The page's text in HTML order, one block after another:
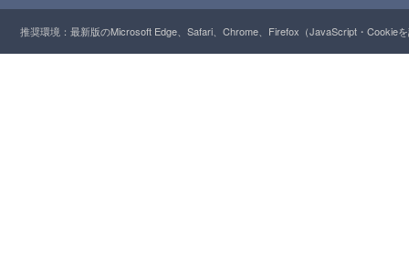
推奨環境：最新版のMicrosoft Edge、Safari、Chrome、Firefox（JavaScript・Cookie